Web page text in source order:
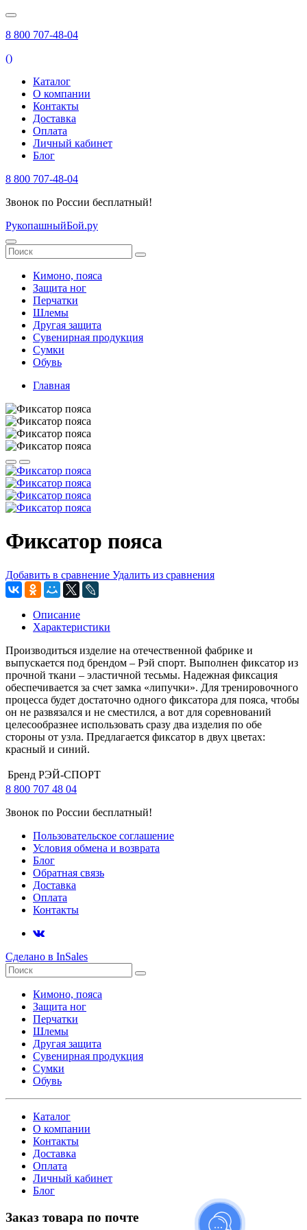
8 800 707-48-04
()
Каталог
О компании
Контакты
Доставка
Оплата
Личный кабинет
Блог
8 800 707-48-04
Звонок по России бесплатный!
РукопашныйБой.ру
Кимоно, пояса
Защита ног
Перчатки
Шлемы
Другая защита
Сувенирная продукция
Сумки
Обувь
Главная
Фиксатор пояса
Добавить в сравнение Удалить из сравнения
Описание
Характеристики
Производиться изделие на отечественной фабрике и
выпускается под брендом – Рэй спорт. Выполнен фиксатор из
прочной ткани – эластичной тесьмы. Надежная фиксация
обеспечивается за счет замка «липучки». Для тренировочного
процесса будет достаточно одного фиксатора для пояса, чтобы
он не развязался и не сместился, а вот для соревнований
целесообразнее использовать сразу два изделия по обе
стороны от узла. Предлагается фиксатор в двух цветах:
красный и синий.
Бренд РЭЙ-СПОРТ
8 800 707 48 04
Звонок по России бесплатный!
Пользовательское соглашение
Условия обмена и возврата
Блог
Обратная связь
Доставка
Оплата
Контакты
Сделано в InSales
Кимоно, пояса
Защита ног
Перчатки
Шлемы
Другая защита
Сувенирная продукция
Сумки
Обувь
Каталог
О компании
Контакты
Доставка
Оплата
Личный кабинет
Блог
Заказ товара по почте